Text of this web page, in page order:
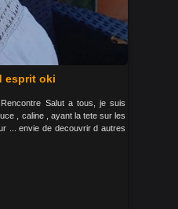
esprit oki
Salut a tous, je suis
, caline , ayant la tete sur les
... envie de decouvrir d autres